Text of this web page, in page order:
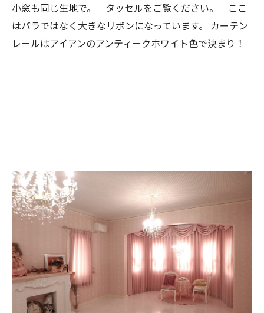
小窓も同じ生地で。 タッセルをご覧ください。 ここ
はバラではなく大きなリボンになっています。
カーテン
レールはアイアンのアンティークホワイト色で決まり！